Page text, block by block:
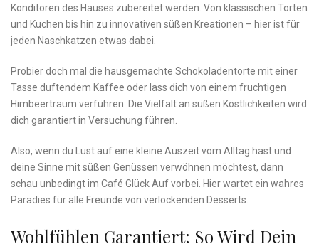
Konditoren des Hauses zubereitet werden. Von klassischen Torten
und Kuchen⁤ bis hin zu innovativen süßen‍ Kreationen – hier ist für​
jeden Naschkatzen etwas dabei.
Probier doch mal die hausgemachte Schokoladentorte mit einer
Tasse duftendem Kaffee oder lass dich von einem fruchtigen
⁢Himbeertraum verführen. Die Vielfalt an süßen Köstlichkeiten wird
dich garantiert in Versuchung ⁢führen.
Also, wenn du Lust auf eine kleine Auszeit vom Alltag hast und
deine Sinne mit süßen Genüssen verwöhnen möchtest, dann
schau unbedingt im⁣ Café Glück Auf vorbei. Hier wartet ein wahres
Paradies für alle Freunde von verlockenden Desserts.
Wohlfühlen Garantiert:⁢ So Wird Dein ​